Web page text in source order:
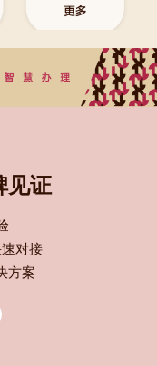
见证
对接
方案